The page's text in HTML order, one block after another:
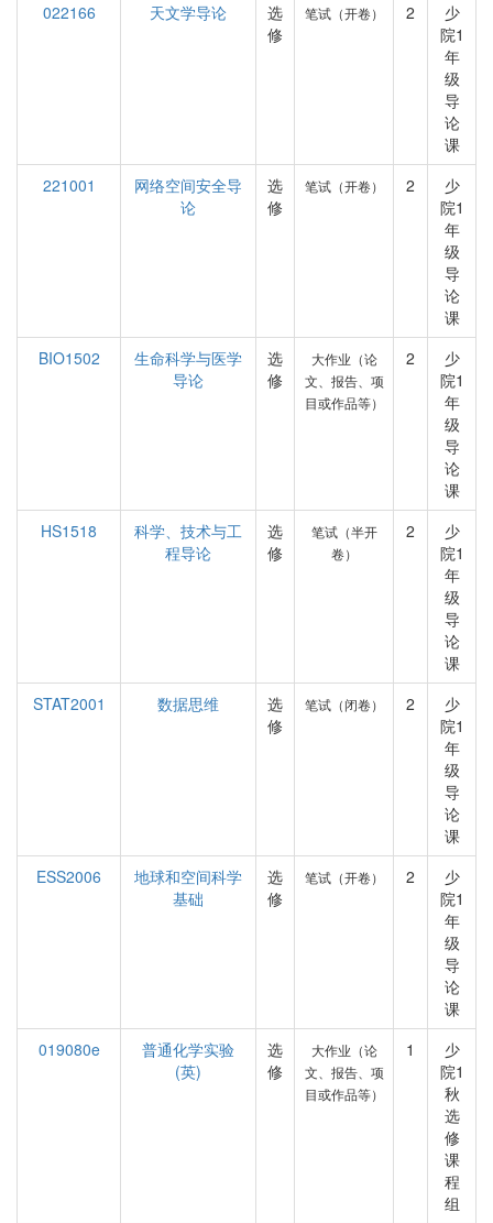
022166
天文学导论
选
修
笔试（开卷） 2
少
院1
年
级
导
论
课
221001
网络空间安全导
论
选
修
笔试（开卷） 2
少
院1
年
级
导
论
课
BIO1502
生命科学与医学
导论
选
修
大作业（论
文、报告、项
目或作品等）
2
少
院1
年
级
导
论
课
HS1518
科学、技术与工
程导论
选
修
笔试（半开
卷）
2
少
院1
年
级
导
论
课
STAT2001
数据思维
选
修
笔试（闭卷） 2
少
院1
年
级
导
论
课
ESS2006
地球和空间科学
基础
选
修
笔试（开卷） 2
少
院1
年
级
导
论
课
019080e
普通化学实验
(英)
选
修
大作业（论
文、报告、项
目或作品等）
1
少
院1
秋
选
修
课
程
组